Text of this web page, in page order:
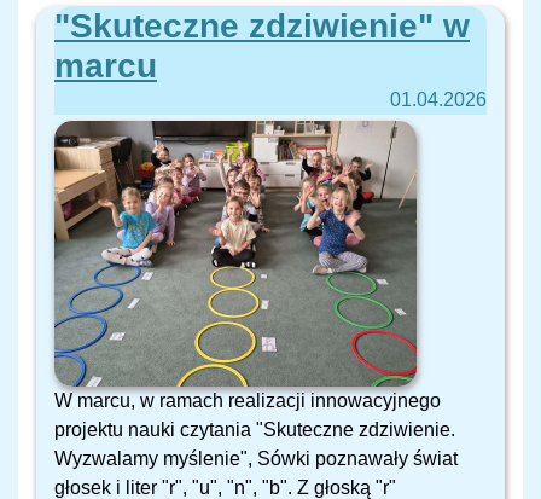
"Skuteczne zdziwienie" w
marcu
01.04.2026
W marcu, w ramach realizacji innowacyjnego
projektu nauki czytania "Skuteczne zdziwienie.
Wyzwalamy myślenie", Sówki poznawały świat
głosek i liter "r", "u", "n", "b". Z głoską "r"